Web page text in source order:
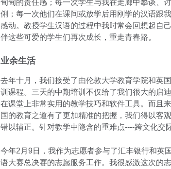
甸甸的责任感；每一次学生与我在走廊中攀谈、
俐；每一次他们在课间或放学后用刚学的汉语跟
感动。教授学生汉语的过程中我时常会回想起自
伴这些可爱的学生们再次成长，重走青春路。
业余生活
去年十月，我们接受了由伦敦大学教育学院和英
训课程。三天的中期培训不仅给了我们很大的启
在课堂上非常实用的教学技巧和软件工具。而且
国的教育之道有了更加精准的把握，我们得以客
错以辅正。针对教学中隐含的重难点----跨文化交
今年2月9日，我作为志愿者参与了汇丰银行和英
语大赛总决赛的志愿服务工作。我很感激这次的